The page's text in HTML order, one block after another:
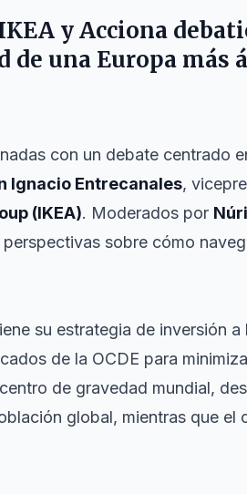
y Acciona
de una Europa más
con un debate centrado
Ignacio Entrecanales,
(IKEA). Moderados por
sobre cómo
su estrategia de inversión
de la OCDE para
de gravedad mundial,
global, mientras que el